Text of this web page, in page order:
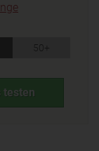
50+
testen